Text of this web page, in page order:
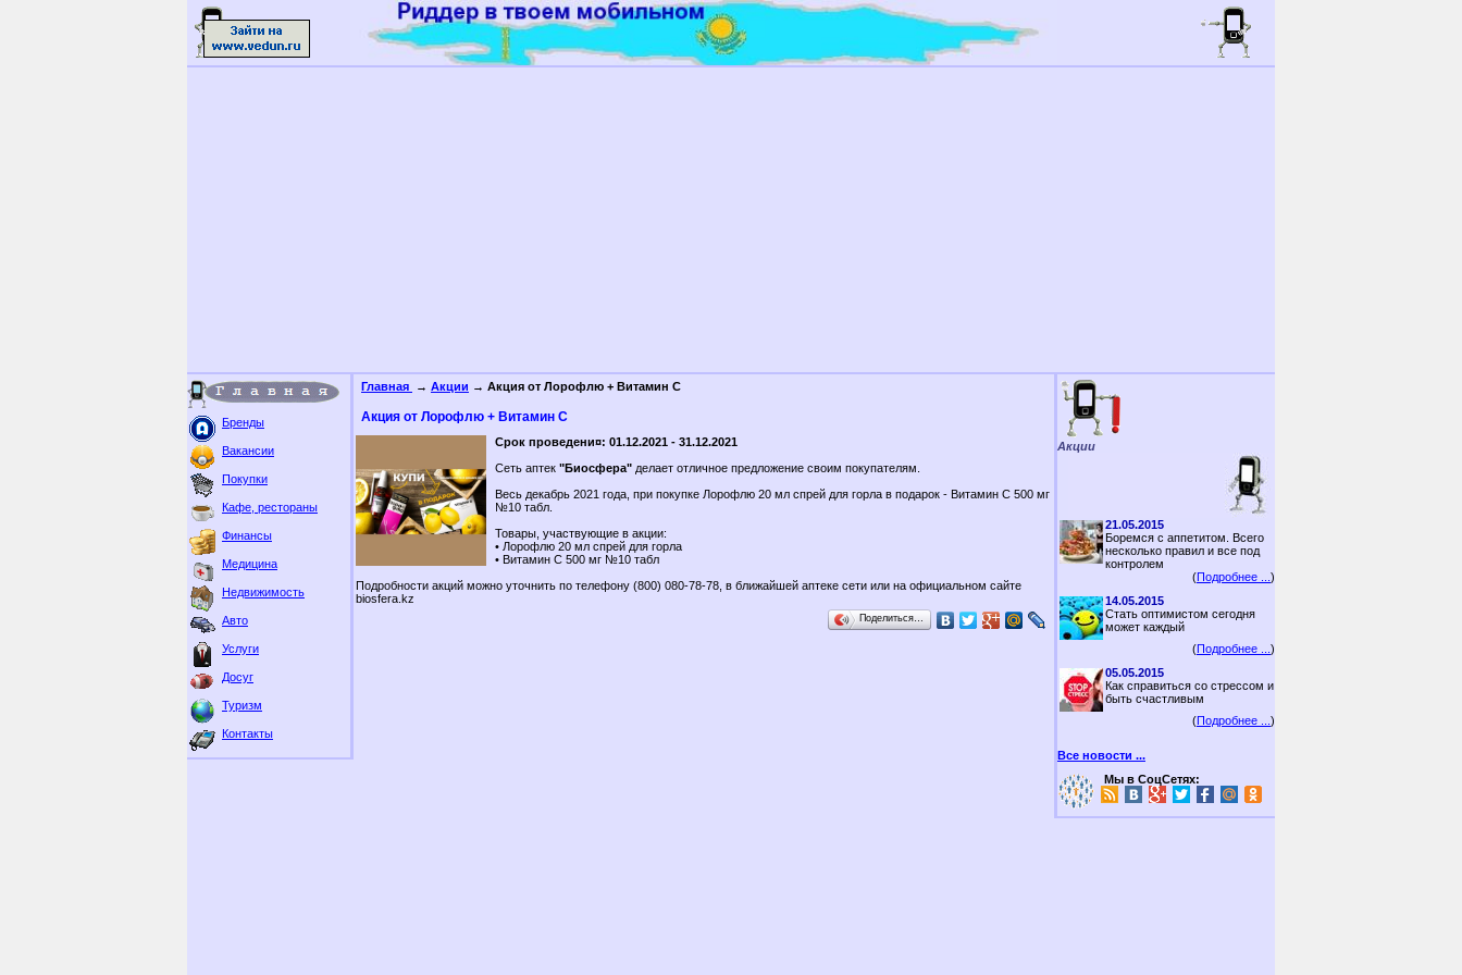
Бренды
Вакансии
Покупки
Кафе, рестораны
Финансы
Медицина
Недвижимость
Авто
Услуги
Досуг
Туризм
Контакты
Главная → Акции → Акция от Лорофлю + Витамин С
Акция от Лорофлю + Витамин С
Срок проведени¤: 01.12.2021 - 31.12.2021
Сеть аптек "Биосфера" делает отличное предложение своим покупателям.
Весь декабрь 2021 года, при покупке Лорофлю 20 мл спрей для горла в подарок - Витамин С 500 мг
№10 табл.
Товары, участвующие в акции:
• Лорофлю 20 мл спрей для горла
• Витамин С 500 мг №10 табл
Подробности акций можно уточнить по телефону (800) 080-78-78, в ближайшей аптеке сети или на официальном сайте
biosfera.kz
Поделиться…
Акции
21.05.2015
Боремся с аппетитом. Всего
несколько правил и все под
контролем
(Подробнее ... )
14.05.2015
Стать оптимистом сегодня
может каждый
(Подробнее ... )
05.05.2015
Как справиться со стрессом и
быть счастливым
(Подробнее ... )
Все новости ...
Мы в СоцСетях: